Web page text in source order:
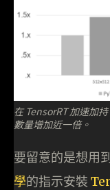
在 TensorRT 加速加
數量增加近一倍。
要留意的是想用
學的指示安裝